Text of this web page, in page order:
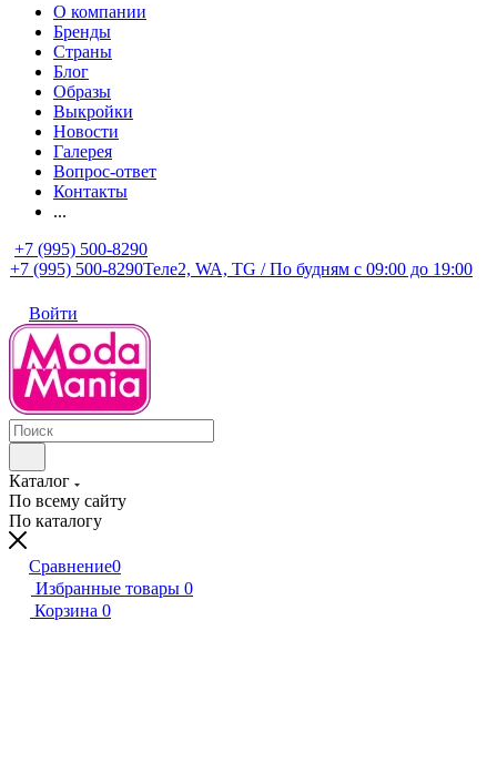
О компании
Бренды
Страны
Блог
Образы
Выкройки
Новости
Галерея
Вопрос-ответ
Контакты
...
+7 (995) 500-8290
+7 (995) 500-8290Теле2, WA, TG / По будням c 09:00 до 19:00
Войти
Каталог
По всему сайту
По каталогу
Сравнение0
Избранные товары 0
Корзина 0